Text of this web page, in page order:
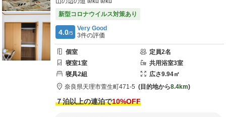
新型コロナウイルス対策あり
4.0/5
Very Good
3件の評価
個室 定員2名
寝室1室 共用浴室3室
寝具2組 広さ9.94㎡
奈良県天理市萱生町471-5 目的地から8.4km
７泊以上の連泊で10%OFF